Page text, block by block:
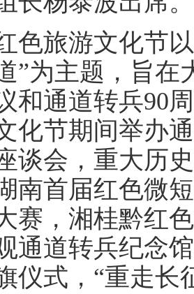
色旅游文化节
”为主题，旨在
和通道转兵90
化节期间举办
谈会，重大历
南首届红色微
赛，湘桂黔红
通道转兵纪念
仪式，“重走长